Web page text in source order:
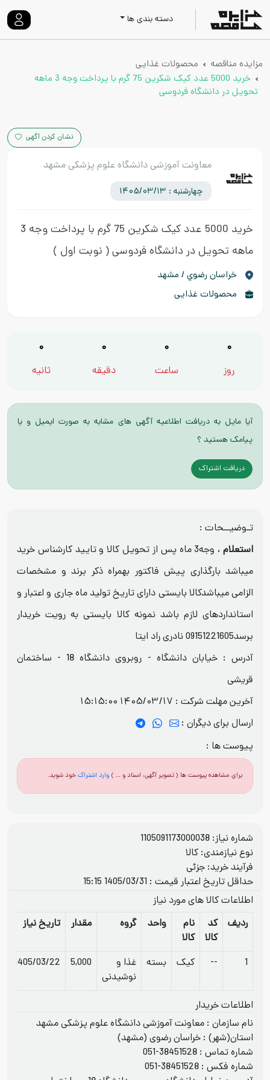
دسته بندی ها
مزایده مناقصه
محصولات غذایی
خرید 5000 عدد کیک شکرین 75 گرم با پرداخت وجه 3 ماهه
تحویل در دانشگاه فردوسی
نشان کردن آگهی
معاونت آموزشی دانشگاه علوم پزشکی مشهد
چهارشنبه : 1405/03/13
خرید 5000 عدد کیک شکرین 75 گرم با پرداخت وجه 3
ماهه تحویل در دانشگاه فردوسی( نوبت اول )
خراسان رضوي / مشهد
محصولات غذایی
0
روز
0
ساعت
0
دقیقه
0
ثانیه
آیا مایل به دریافت اطلاعیه آگهی های مشابه به صورت ایمیل و یا
پیامک هستید ؟
دریافت اشتراک
تـوضیــحات :
استعلام
، وجه3 ماه پس از تحویل کالا و تایید کارشناس خرید
میباشد بارگذاری پیش فاکتور بهمراه ذکر برند و مشخصات
الزامی میباشدکالا بایستی دارای تاریخ تولید ماه جاری و اعتبار و
استانداردهای لازم باشد نمونه کالا بایستی به رویت خریدار
برسد09151221605 نادری راد ایتا
آدرس : خیابان دانشگاه - روبروی دانشگاه 18 - ساختمان
قریشی
آخرین مهلت شرکت : 1405/03/17 15:15:00
ارسال برای دیگران :
پیوست ها :
برای مشاهده پیوست ها ( تصویر آگهی، اسناد و ... ) وارد اشتراکخود شوید.
شماره نیاز: 1105091173000038
نوع نیازمندی: کالا
فرآيند خريد: جزئی
حداقل تاریخ اعتبار قیمت : 1405/03/31 15:15
اطلاعات کالا های مورد نیاز
ردیف
کد
کالا
نام
کالا
واحد گروه مقدار تاریخ نیاز
1
-- کیک بسته
غذا و
نوشیدنی
5,000
1405/03/22
اطلاعات خریدار
نام سازمان : معاونت آموزشی دانشگاه علوم پزشکی مشهد
استان(شهر) : خراسان رضوی (مشهد)
شماره تماس : 051-38451528
شماره فکس : 051-38451528